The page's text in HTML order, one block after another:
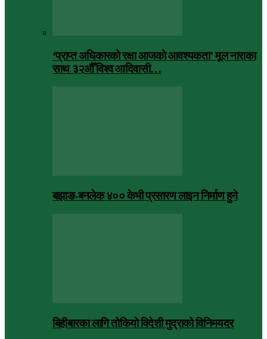
‘प्राप्त अधिकारको रक्षा आजको आवश्यकता’ मूल नाराका
साथ ३२औँ विश्व आदिवासी…
बझाङ-बनलेक ४०० केभी प्रसारण लाइन निर्माण हुने
बिहीबारका लागि तोकियो विदेशी मुद्राको विनिमयदर